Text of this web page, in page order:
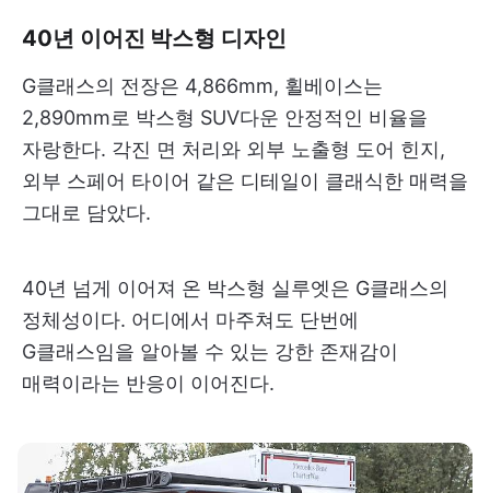
40년 이어진 박스형 디자인
G클래스의 전장은 4,866mm, 휠베이스는
2,890mm로 박스형 SUV다운 안정적인 비율을
자랑한다. 각진 면 처리와 외부 노출형 도어 힌지,
외부 스페어 타이어 같은 디테일이 클래식한 매력을
그대로 담았다.
40년 넘게 이어져 온 박스형 실루엣은 G클래스의
정체성이다. 어디에서 마주쳐도 단번에
G클래스임을 알아볼 수 있는 강한 존재감이
매력이라는 반응이 이어진다.